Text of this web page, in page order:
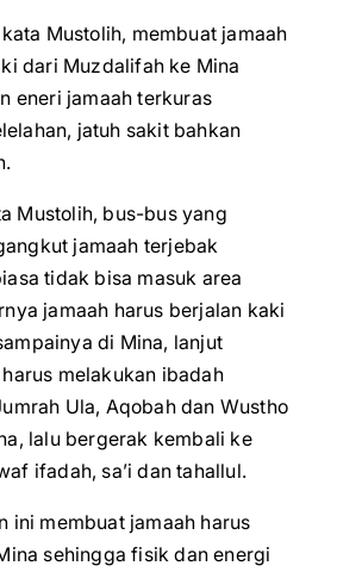
Mustolih, membuat jamaah
dari Muzdalifah ke Mina
eneri jamaah terkuras
jatuh sakit bahkan
Mustolih, bus-bus yang
jamaah terjebak
tidak bisa masuk area
jamaah harus berjalan kaki
di Mina, lanjut
melakukan ibadah
Ula, Aqobah dan Wustho
lalu bergerak kembali ke
ifadah, sa’i dan tahallul.
ini membuat jamaah harus
sehingga fisik dan energi